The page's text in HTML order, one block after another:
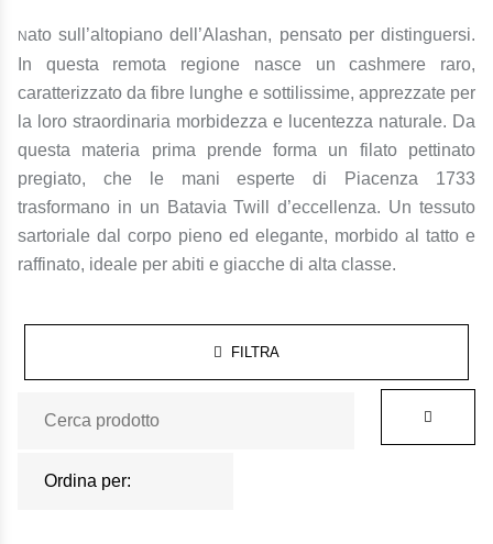
Nato sull’altopiano dell’Alashan, pensato per distinguersi.
In questa remota regione nasce un cashmere raro,
caratterizzato da fibre lunghe e sottilissime, apprezzate per
la loro straordinaria morbidezza e lucentezza naturale. Da
questa materia prima prende forma un filato pettinato
pregiato, che le mani esperte di Piacenza 1733
trasformano in un Batavia Twill d’eccellenza. Un tessuto
sartoriale dal corpo pieno ed elegante, morbido al tatto e
raffinato, ideale per abiti e giacche di alta classe.
FILTRA